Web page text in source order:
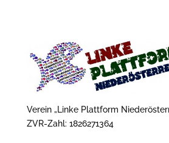
Verein „Linke Plattform
ZVR-Zahl: 1826271364